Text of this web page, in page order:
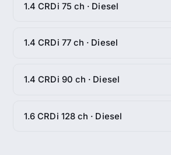
1.4 CRDi 75 ch · Diesel
1.4 CRDi 77 ch · Diesel
1.4 CRDi 90 ch · Diesel
1.6 CRDi 128 ch · Diesel